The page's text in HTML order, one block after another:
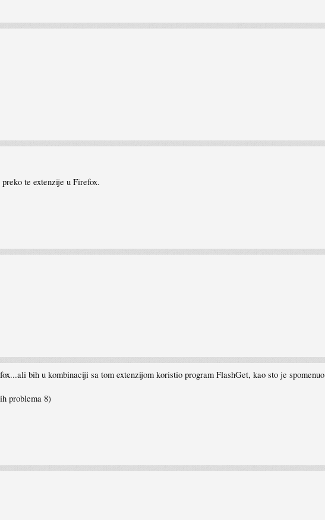
te extenzije u Firefox.
bih u kombinaciji sa tom extenzijom koristio program FlashGet, kao sto je spomenuo
problema 8)